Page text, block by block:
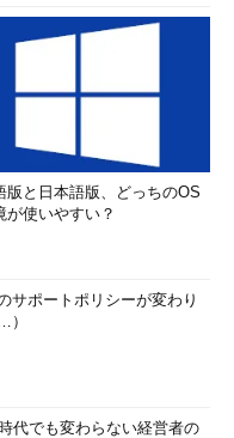
版と日本語版、どっちのOS
が使いやすい？
サポートポリシーが変わり
）
代でも変わらない経営者の